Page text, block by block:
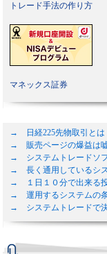
トレード手法の作り方
マネックス証券
→ 日経225先物取引とは
→ 販売ページの爆益は
→ システムトレードソ
→ 長く通用しているシ
→ １日１０分で出来る
→ 運用するシステムの
→ システムトレードで